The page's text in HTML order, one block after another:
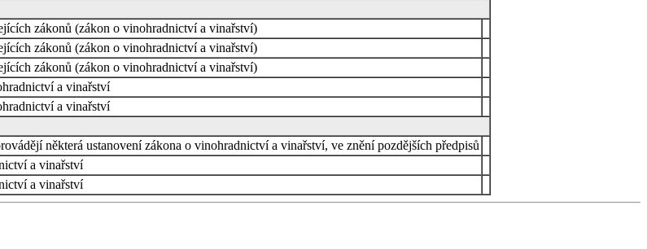
zákonů (zákon o vinohradnictví a vinařství)
zákonů (zákon o vinohradnictví a vinařství)
zákonů (zákon o vinohradnictví a vinařství)
a vinařství
a vinařství
některá ustanovení zákona o vinohradnictví a vinařství, ve znění pozdějších předpisů
a vinařství
a vinařství